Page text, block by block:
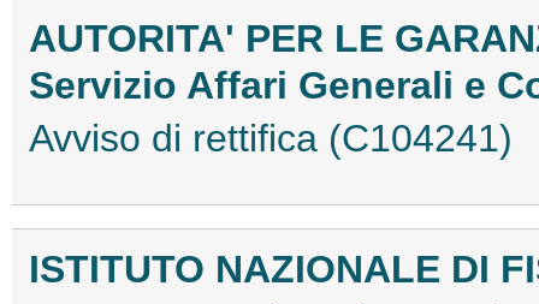
AUTORITA' PER LE
Servizio Affari Generali e
Avviso di rettifica (C104241)
ISTITUTO NAZIONALE DI